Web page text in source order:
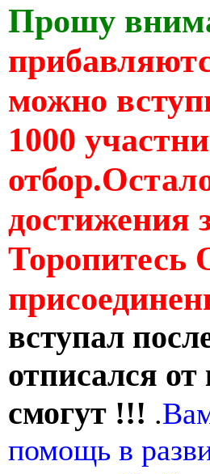
Прошу
можно
1000
достижения
Торопитесь
вступал
отписался
смогут !!! .
помощь в